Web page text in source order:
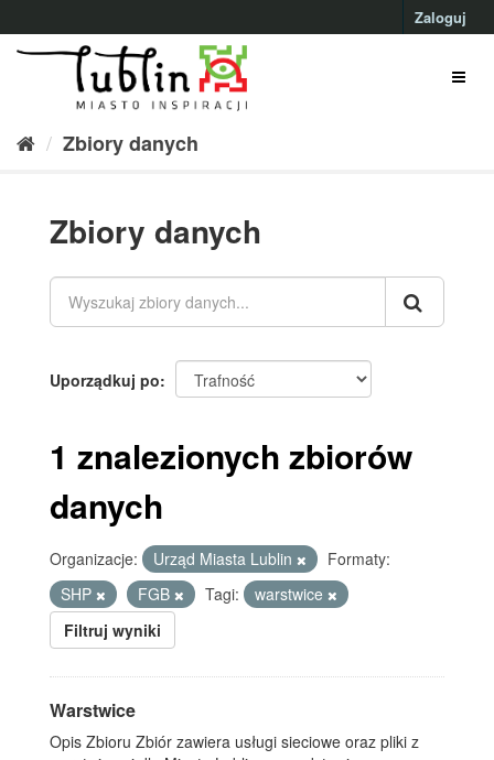
do
treści
Zaloguj
Zbiory danych
Zbiory danych
Uporządkuj po
1 znalezionych zbiorów
danych
Organizacje: Urząd Miasta Lublin
Formaty:
SHP
FGB Tagi:
warstwice
Filtruj wyniki
Warstwice
Opis Zbioru Zbiór zawiera usługi sieciowe oraz pliki z